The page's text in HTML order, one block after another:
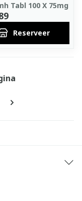
Tabl 100 X 75mg
Reserveer
pagina